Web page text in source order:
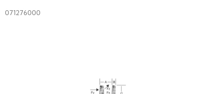
071276000